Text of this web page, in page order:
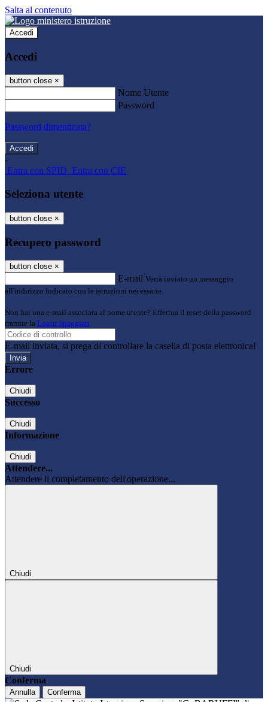
Salta al contenuto
Accedi
Accedi
button close ×
Nome Utente
Password
Password dimenticata?
-
Entra con SPID Entra con CIE
Seleziona utente
button close ×
Recupero password
button close ×
E-mail Verrà inviato un messaggio
all'indirizzo indicato con le istruzioni necessarie.
Non hai una e-mail associata al nome utente? Effettua il reset della password
tramite la Login Spaggiari
E-mail inviata, si prega di controllare la casella di posta elettronica!
Errore
Chiudi
Successo
Chiudi
Informazione
Chiudi
Attendere...
Attendere il completamento dell'operazione...
Chiudi
Chiudi
Conferma
Annulla Conferma